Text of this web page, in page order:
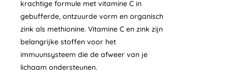
krachtige formule met vitamine C in
gebufferde, ontzuurde vorm en organisch
zink als methionine. Vitamine C en zink zijn
belangrijke stoffen voor het
immuunsysteem die de afweer van je
lichaam ondersteunen.